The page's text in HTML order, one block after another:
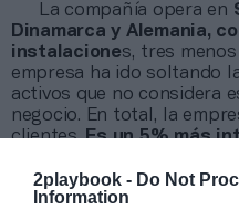
2playbook - Do Not
Information
La compañía opera en
Dinamarca y Alemania,
instalaciones, tres
empresa ha ido soltando
activos que no considera
negocio. En total, la
clientes.Es un 5% más
Añadir2Playbook